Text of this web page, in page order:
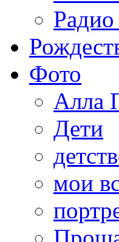
Фото
Алла
Дети
мои